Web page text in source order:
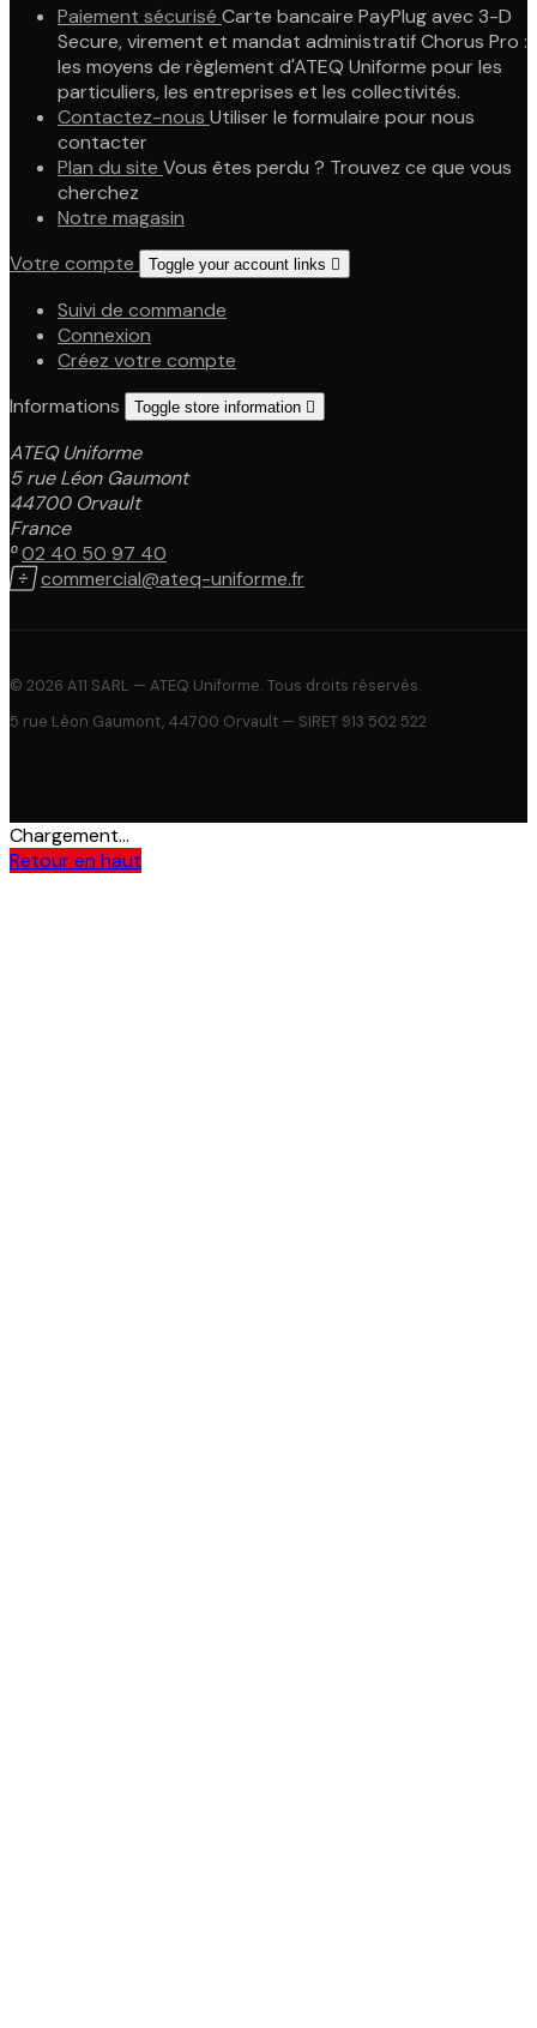
Paiement sécurisé Carte bancaire PayPlug avec 3-D
Secure, virement et mandat administratif Chorus Pro :
les moyens de règlement d'ATEQ Uniforme pour les
particuliers, les entreprises et les collectivités.
Contactez-nous Utiliser le formulaire pour nous
contacter
Plan du site Vous êtes perdu ? Trouvez ce que vous
cherchez
Notre magasin
Votre compte
Toggle your account links 
Suivi de commande
Connexion
Créez votre compte
Informations
Toggle store information 
ATEQ Uniforme
5 rue Léon Gaumont
44700 Orvault
France
02 40 50 97 40
commercial@ateq-uniforme.fr
© 2026 A11 SARL — ATEQ Uniforme. Tous droits réservés.
5 rue Léon Gaumont, 44700 Orvault — SIRET 913 502 522
Chargement...
Retour en haut